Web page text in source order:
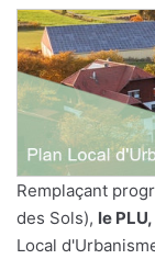
Remplaçant
des Sols), le
Local